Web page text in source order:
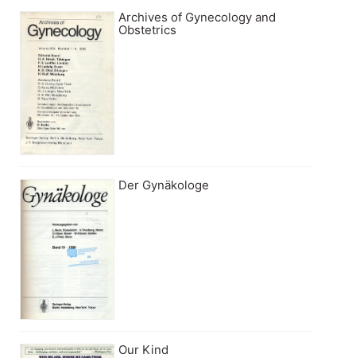
Archives of Gynecology and
Obstetrics
Der Gynäkologe
Our Kind